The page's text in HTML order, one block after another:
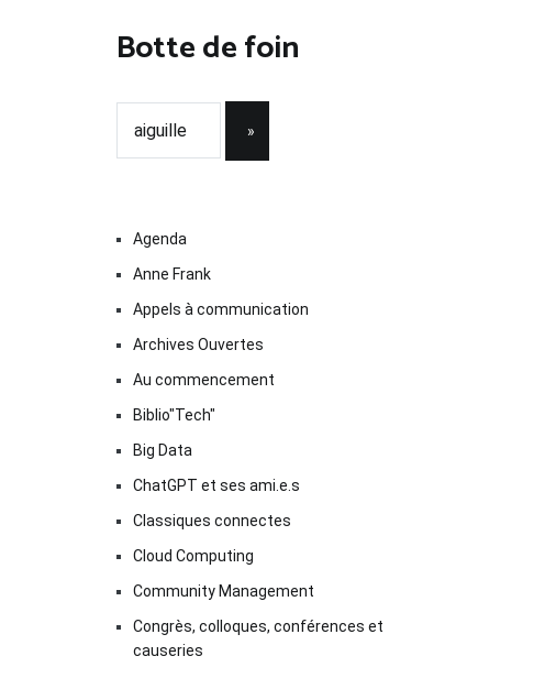
Botte de foin
Agenda
Anne Frank
Appels à communication
Archives Ouvertes
Au commencement
Biblio"Tech"
Big Data
ChatGPT et ses ami.e.s
Classiques connectes
Cloud Computing
Community Management
Congrès, colloques, conférences et
causeries